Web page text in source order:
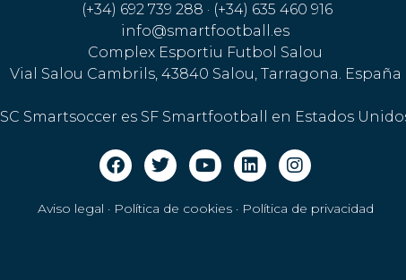
(+34) 692 739 288 · (+34) 635 460 916
info@smartfootball.es
Complex Esportiu Futbol Salou
Vial Salou Cambrils, 43840 Salou, Tarragona. España
SC Smartsoccer es SF Smartfootball en Estados
Aviso legal · Política de cookies· Política de privacidad